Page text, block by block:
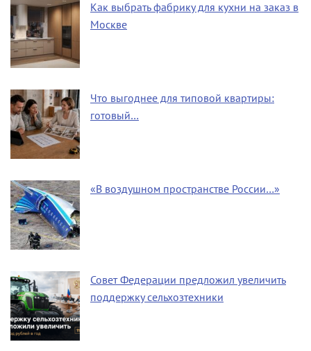
Как выбрать фабрику для кухни на заказ в
Москве
Что выгоднее для типовой квартиры:
готовый…
«В воздушном пространстве России…»
Совет Федерации предложил увеличить
поддержку сельхозтехники